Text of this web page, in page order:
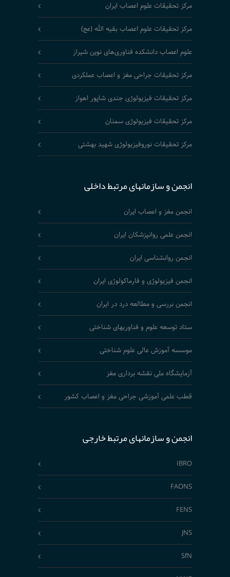
مرکز تحقیقات علوم اعصاب ایران
مرکز تحقیقات علوم اعصاب بقیه الله (عج)
علوم اعصاب دانشکده فناوری‌های نوین شیراز
مرکز تحقیقات جراحی مغز و اعصاب عملکردی
مرکز تحقیقات فیزیولوژی جندی شاپور اهواز
مرکز تحقیقات فیزیولوژی سمنان
مرکز تحقیقات نوروفیزیولوژی شهید بهشتی
انجمن و سازمانهای مرتبط داخلی
انجمن مغز و اعصاب ایران
انجمن علمی روانپزشکان ایران
انجمن روانشناسی ایران
انجمن فیزیولوژی و فارماکولوژی ایران
انجمن بررسی و مطالعه درد در ایران
ستاد توسعه علوم و فناوریهای شناختی
موسسه آموزش عالی علوم شناختی
آزمایشگاه ملی نقشه برداری مغز
قطب علمی آموزشی جراحی مغز و اعصاب کشور
انجمن و سازمانهای مرتبط خارجی
IBRO
FAONS
FENS
JNS
SfN